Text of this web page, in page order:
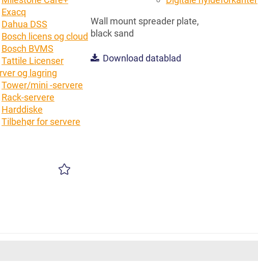
Exacq
Dahua DSS
Bosch licens og cloud
Bosch BVMS
Tattile Licenser
og lagring
Tower/mini -servere
Rack-servere
Harddiske
Tilbehør for servere
Wall mount spreader plate,
black sand
Download datablad